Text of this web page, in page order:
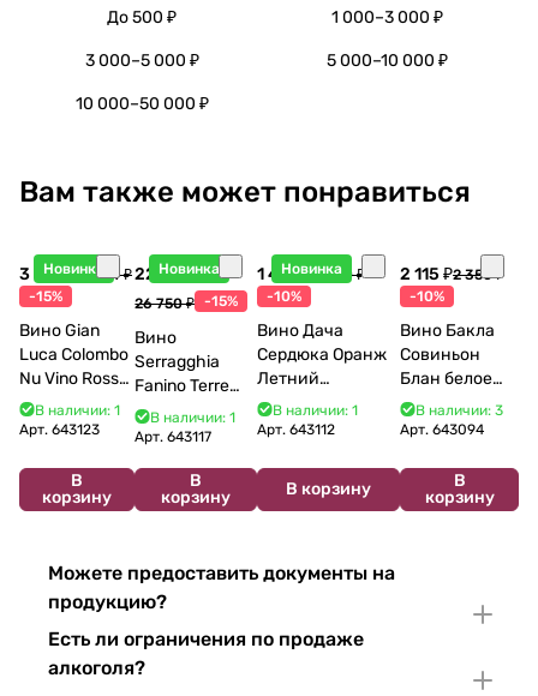
До 500 ₽
1 000–3 000 ₽
3 000–5 000 ₽ 5 000–10 000 ₽
10 000–50 000 ₽
Вам также может понравиться
Новинка
3 998 ₽4 704 ₽
-15%
Вино Gian
Luca Colombo
Nu Vino Rosso
2025 750 мл
В наличии: 1
Арт. 643123
В
корзину
Новинка
22 738 ₽
26 750 ₽ -15%
Вино
Serragghia
Fanino Terre
Siciliane IGP
2022 750 мл
В наличии: 1
Арт.643117
В
корзину
Новинка
1 440 ₽1 600 ₽
-10%
Вино Дача
Сердюка Оранж
Летний
Сибирьковый
2024 750 мл
В наличии: 1
Арт. 643112
В корзину
2 115 ₽2 350 ₽
-10%
Вино Бакла
Совиньон
Блан белое
сухое 750 мл
12%
В наличии: 3
Арт.643094
В
корзину
Можете предоставить документы на
продукцию?
Есть ли ограничения по продаже
алкоголя?